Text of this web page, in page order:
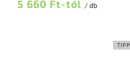
5 660 Ft-tól / db
TIPP